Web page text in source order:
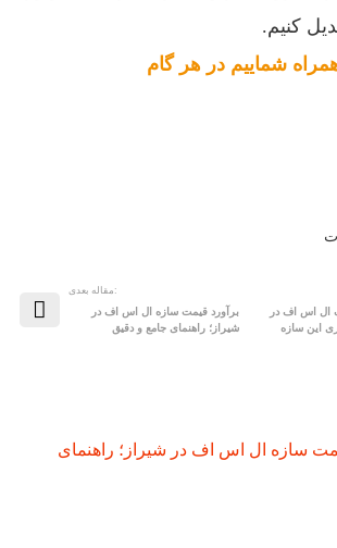
کنیم.
شماییم در هر گام
ال اس اف در
:مقاله بعدی
برآورد قیمت سازه ال اس اف در
شیراز؛ راهنمای جامع و دقیق
سازه ال اس اف در شیراز؛ راهنمای